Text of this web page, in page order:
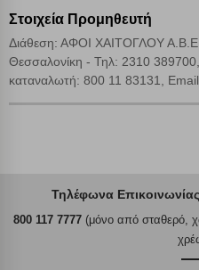
Στοιχεία Προμηθευτή
Διάθεση: ΑΦΟΙ ΧΑΙΤΟΓΛΟΥ
Θεσσαλονίκη - Τηλ: 2310 389700,
καταναλωτή: 800 11 83131,
Τηλέφωνα
800 117 7777(μόνο από σταθερό,